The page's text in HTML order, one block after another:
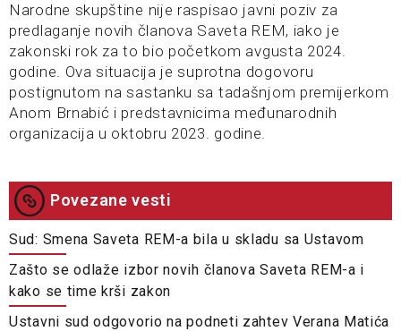
Narodne skupštine nije raspisao javni poziv za
predlaganje novih članova Saveta REM, iako je
zakonski rok za to bio početkom avgusta 2024.
godine. Ova situacija je suprotna dogovoru
postignutom na sastanku sa tadašnjom premijerkom
Anom Brnabić i predstavnicima međunarodnih
organizacija u oktobru 2023. godine.
Povezane vesti
Sud: Smena Saveta REM-a bila u skladu sa Ustavom
Zašto se odlaže izbor novih članova Saveta REM-a i
kako se time krši zakon
Ustavni sud odgovorio na podneti zahtev Verana Matića